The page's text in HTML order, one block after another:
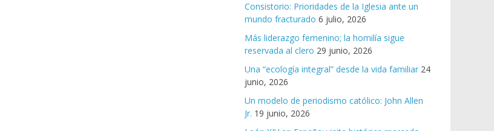
Consistorio: Prioridades de la Iglesia ante un
mundo fracturado 6 julio, 2026
Más liderazgo femenino; la homilía sigue
reservada al clero 29 junio, 2026
Una “ecología integral” desde la vida familiar 24
junio, 2026
Un modelo de periodismo católico: John Allen
Jr. 19 junio, 2026